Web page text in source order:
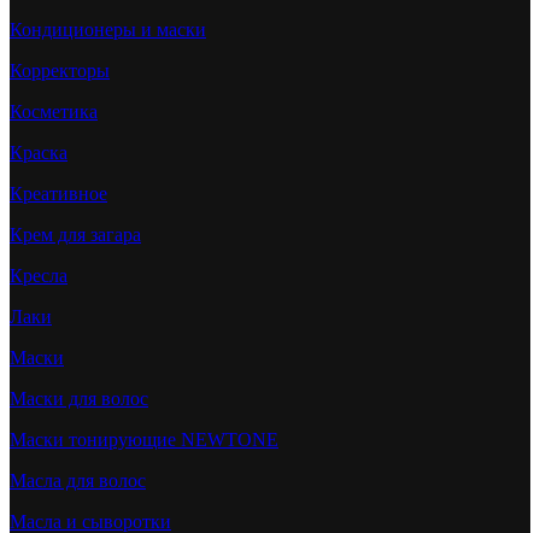
Кондиционеры и маски
Корректоры
Косметика
Краска
Креативное
Крем для загара
Кресла
Лаки
Маски
Маски для волос
Маски тонирующие NEWTONE
Масла для волос
Масла и сыворотки